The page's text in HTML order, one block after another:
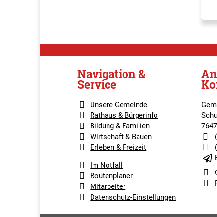
Navigation &
Service
Unsere Gemeinde
Rathaus & Bürgerinfo
Bildung & Familien
Wirtschaft & Bauen
Erleben & Freizeit
Im Notfall
Routenplaner
Mitarbeiter
Datenschutz-Einstellungen